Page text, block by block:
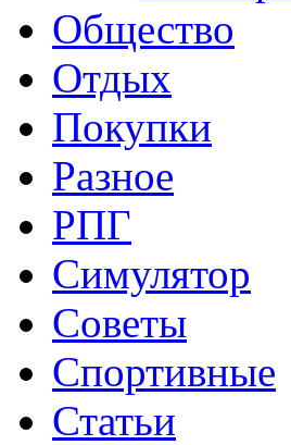
Общество
Отдых
Покупки
Разное
РПГ
Симулятор
Советы
Спортивные
Статьи